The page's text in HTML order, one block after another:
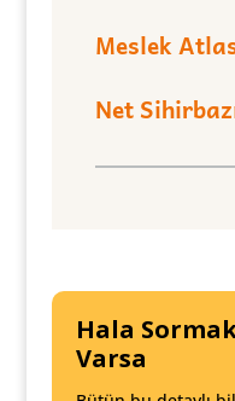
Meslek
Net
Hala
Varsa